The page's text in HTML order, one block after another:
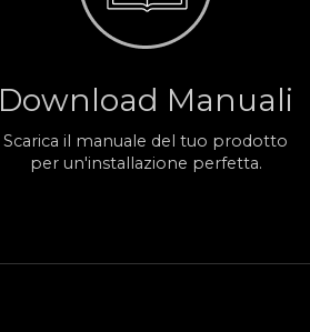
Download Manuali
Scarica il manuale del tuo prodotto
per un'installazione perfetta.